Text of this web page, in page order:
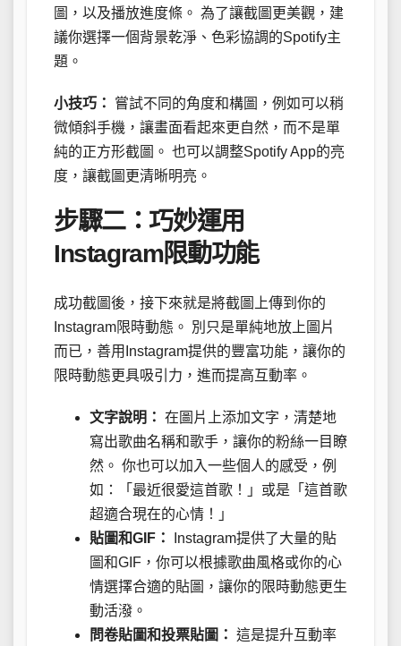
圖，以及播放進度條。 為了讓截圖更美觀，建
議你選擇一個背景乾淨、色彩協調的Spotify主
題。
小技巧：
嘗試不同的角度和構圖，例如可以稍
微傾斜手機，讓畫面看起來更自然，而不是單
純的正方形截圖。 也可以調整Spotify App的亮
度，讓截圖更清晰明亮。
步驟二：巧妙運用
Instagram限動功能
成功截圖後，接下來就是將截圖上傳到你的
Instagram限時動態。 別只是單純地放上圖片
而已，善用Instagram提供的豐富功能，讓你的
限時動態更具吸引力，進而提高互動率。
文字說明： 在圖片上添加文字，清楚地
寫出歌曲名稱和歌手，讓你的粉絲一目瞭
然。 你也可以加入一些個人的感受，例
如：「最近很愛這首歌！」或是「這首歌
超適合現在的心情！」
貼圖和GIF：
Instagram提供了大量的貼
圖和GIF，你可以根據歌曲風格或你的心
情選擇合適的貼圖，讓你的限時動態更生
動活潑。
問卷貼圖和投票貼圖： 這是提升互動率